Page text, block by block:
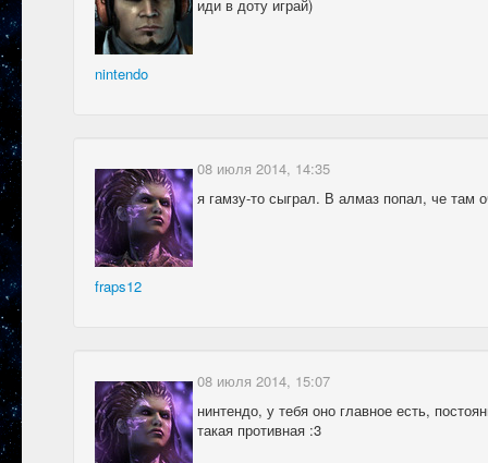
nintendo
иди в доту играй)
fraps12
08 июля 2014, 14:35
я гамзу-то сыграл. В алмаз попал, че там
08 июля 2014, 15:07
нинтендо, у тебя оно главное есть,
такая противная :3